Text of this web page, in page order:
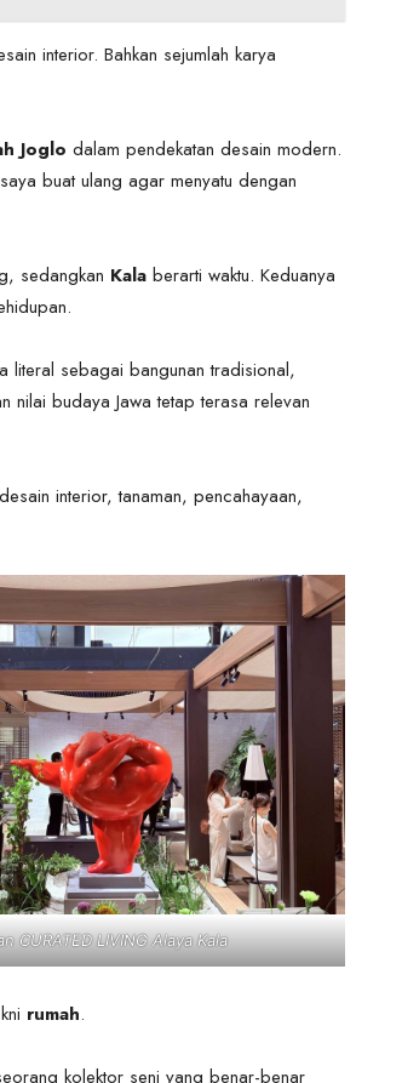
interior. Bahkan sejumlah karya
Joglo dalam pendekatan desain modern.
buat ulang agar menyatu dengan
sedangkan Kala berarti waktu. Keduanya
literal sebagai bangunan tradisional,
nilai budaya Jawa tetap terasa relevan
interior, tanaman, pencahayaan,
CURATED LIVING Alaya Kala
rumah.
kolektor seni yang benar-benar